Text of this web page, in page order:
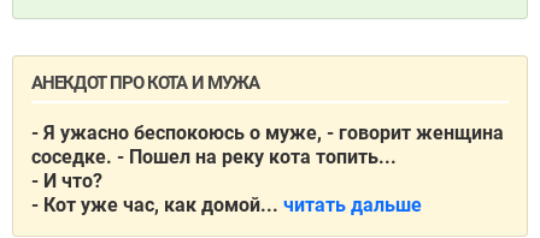
АНЕКДОТ ПРО КОТА И МУЖА
- Я ужасно беспокоюсь о муже, - говорит женщина
соседке. - Пошел на реку кота топить...
- И что?
- Кот уже час, как домой... читать дальше